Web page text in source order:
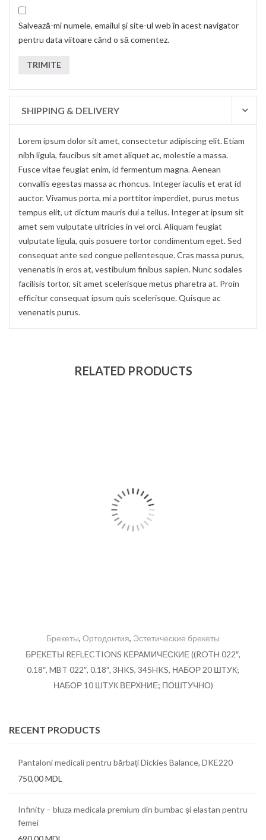
Salvează-mi numele, emailul și site-ul web în acest navigator
pentru data viitoare când o să comentez.
SHIPPING & DELIVERY
Lorem ipsum dolor sit amet, consectetur adipiscing elit. Etiam
nibh ligula, faucibus sit amet aliquet ac, molestie a massa.
Fusce vitae feugiat enim, id fermentum magna. Aenean
convallis egestas massa ac rhoncus. Integer iaculis et erat id
auctor. Vivamus porta, mi a porttitor imperdiet, purus metus
tempus elit, ut dictum mauris dui a tellus. Integer at ipsum sit
amet sem vulputate ultricies in vel orci. Aliquam feugiat
vulputate ligula, quis posuere tortor condimentum eget. Sed
consequat ante sed congue pellentesque. Cras massa purus,
venenatis in eros at, vestibulum finibus sapien. Nunc sodales
facilisis tortor, sit amet scelerisque metus pharetra at. Proin
efficitur consequat ipsum quis scelerisque. Quisque ac
venenatis purus.
RELATED PRODUCTS
Брекеты, Ортодонтия, Эстетические брекеты
БРЕКЕТЫ REFLECTIONS КЕРАМИЧЕСКИЕ ((ROTH 022″,
0.18″, MBT 022″, 0.18″, 3HKS, 345HKS, НАБОР 20 ШТУК;
НАБОР 10 ШТУК ВЕРХНИЕ; ПОШТУЧНО)
RECENT PRODUCTS
Pantaloni medicali pentru bărbați Dickies Balance, DKE220
750,00MDL
Infinity – bluza medicala premium din bumbac și elastan pentru
femei